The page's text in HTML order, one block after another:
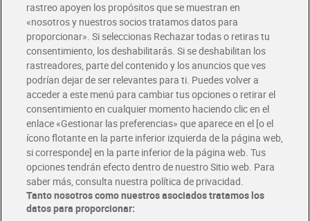
Tabasco 60 ml
4,05 € (67,50 €/LITRO)
Añadir
Alioli Ybarra 225 ml
Sin gluten | Sin lactosa
2,05 € (9,11 €/LITRO)
Añadir
rastreo apoyen los propósitos que se muestran en
«nosotros y nuestros socios tratamos datos para
proporcionar». Si seleccionas Rechazar todas o retiras tu
consentimiento, los deshabilitarás. Si se deshabilitan los
rastreadores, parte del contenido y los anuncios que ves
podrían dejar de ser relevantes para ti. Puedes volver a
acceder a este menú para cambiar tus opciones o retirar el
consentimiento en cualquier momento haciendo clic en el
enlace «Gestionar las preferencias» que aparece en el [o el
ícono flotante en la parte inferior izquierda de la página web,
si corresponde] en la parte inferior de la página web. Tus
opciones tendrán efecto dentro de nuestro Sitio web. Para
saber más, consulta nuestra política de privacidad.
Tanto nosotros como nuestros asociados tratamos los
datos para proporcionar: